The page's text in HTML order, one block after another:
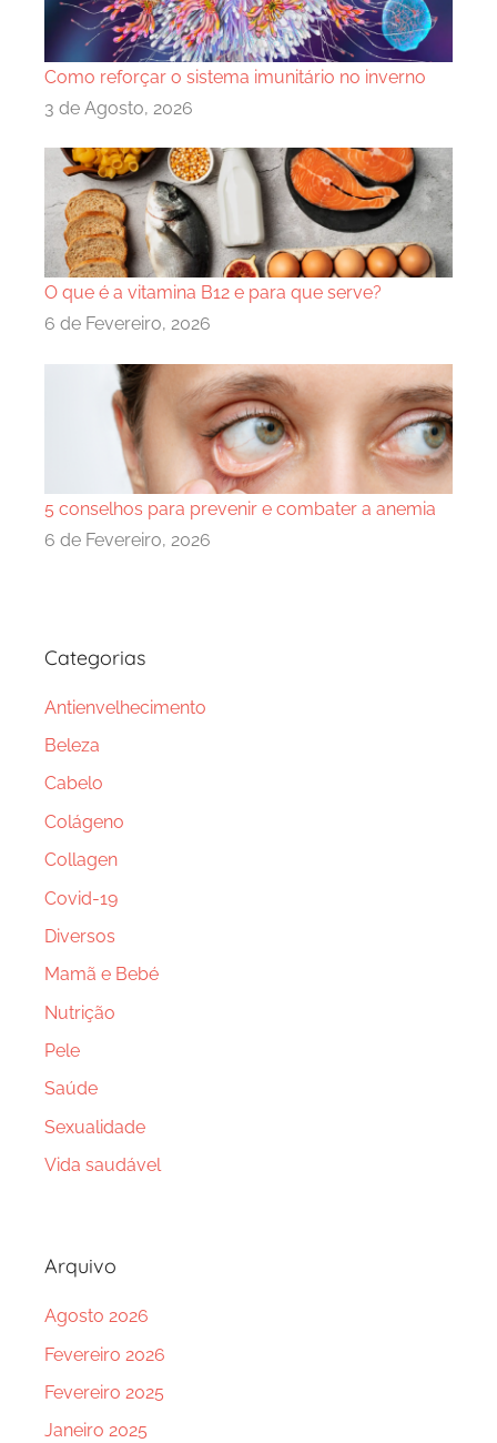
Como reforçar o sistema imunitário no inverno
3 de Agosto, 2026
O que é a vitamina B12 e para que serve?
6 de Fevereiro, 2026
5 conselhos para prevenir e combater a anemia
6 de Fevereiro, 2026
Categorias
Antienvelhecimento
Beleza
Cabelo
Colágeno
Collagen
Covid-19
Diversos
Mamã e Bebé
Nutrição
Pele
Saúde
Sexualidade
Vida saudável
Arquivo
Agosto 2026
Fevereiro 2026
Fevereiro 2025
Janeiro 2025